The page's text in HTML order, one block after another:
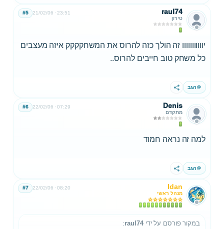
raul74
טירון
21/02/06 23:51
#5
יווווווווווו זה הולך כזה להרוס את המשחקקקק איזה מעצבים
כל משחק טוב חייבים להרוס..
הגב שתף
Denis
מתקדם
22/02/06 07:29
#6
למה זה נראה חמוד
הגב שתף
Idan
מנהל ראשי
22/02/06 08:20
#7
במקור פורסם על ידיraul74
: